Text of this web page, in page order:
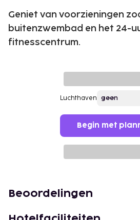
Geniet van voorzieningen
buitenzwembad en het 24-
fitnesscentrum.
Luchthaven
Begin met
Beoordelingen